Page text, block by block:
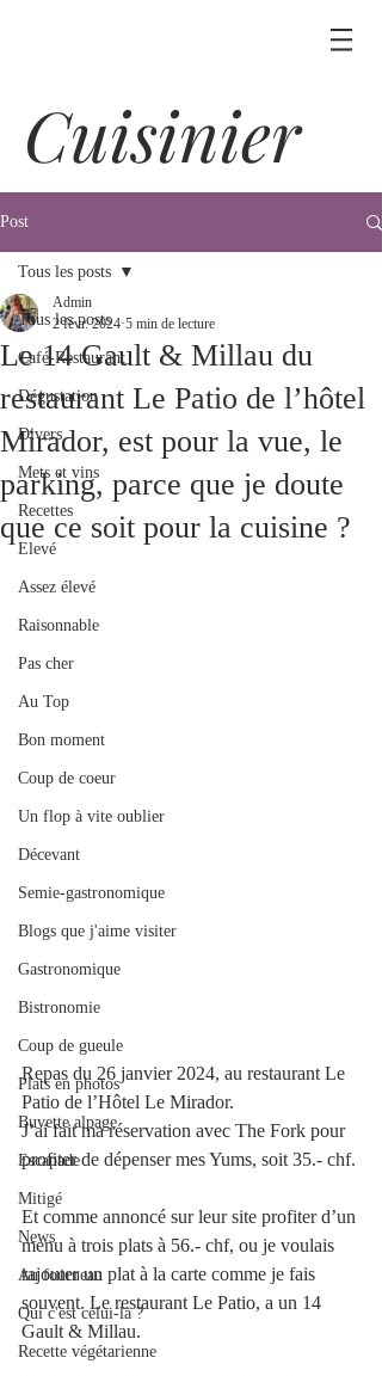
Cuisinier
Post
Tous les posts
Café-Restaurant
Dégustation
Divers
Mets et vins
Recettes
Elevé
Assez élevé
Raisonnable
Pas cher
Au Top
Bon moment
Coup de coeur
Un flop à vite oublier
Décevant
Semie-gastronomique
Blogs que j'aime visiter
Gastronomique
Bistronomie
Coup de gueule
Plats en photos
Buvette alpage
Escapade
Mitigé
News
Au fourneau
Qui c'est celui-là ?
Recette végétarienne
Tous les posts
Le 14 Gault & Millau du
restaurant Le Patio de l’hôtel
Mirador, est pour la vue, le
parking, parce que je doute
que ce soit pour la cuisine ?
Admin
2 févr. 2024 5 min de lecture
Repas du 26 janvier 2024, au restaurant Le
Patio de l’Hôtel Le Mirador.
J’ai fait ma réservation avec The Fork pour
profiter de dépenser mes Yums, soit 35.- chf.
Et comme annoncé sur leur site profiter d’un
menu à trois plats à 56.- chf, ou je voulais
rajouter un plat à la carte comme je fais
souvent. Le restaurant Le Patio, a un 14
Gault & Millau.